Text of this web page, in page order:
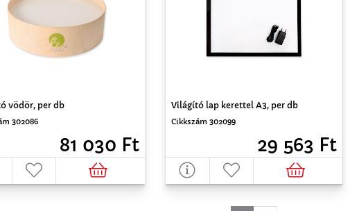
vödör, per db
302086
81 030 Ft
Világító lap kerettel A3, per db
Cikkszám 302099
29 563 Ft